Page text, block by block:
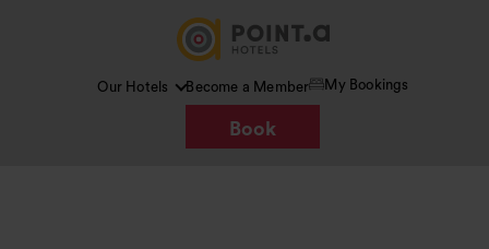
Our Hotels Become a Member My Bookings
Book